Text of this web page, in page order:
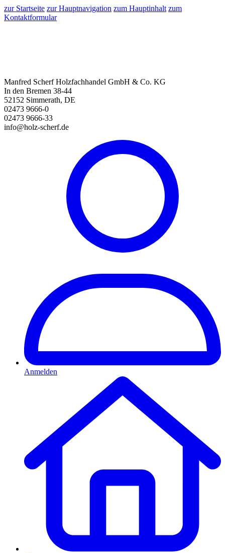
zur Startseite zur Hauptnavigation zum Hauptinhalt zum
Kontaktformular
Manfred Scherf Holzfachhandel GmbH & Co. KG
In den Bremen 38-44
52152 Simmerath, DE
02473 9666-0
02473 9666-33
info@holz-scherf.de
Anmelden